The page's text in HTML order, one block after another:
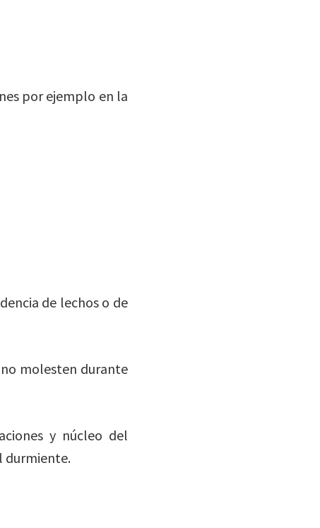
por ejemplo en la
de lechos o de
molesten durante
y núcleo del
durmiente.